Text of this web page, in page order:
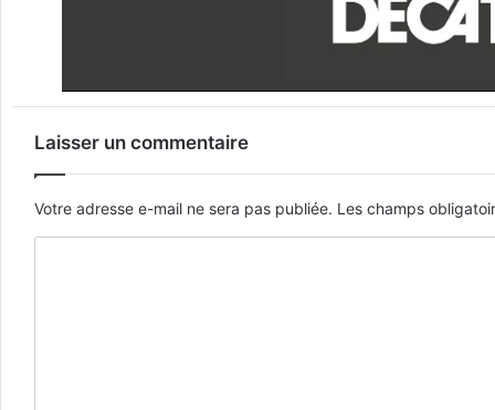
Laisser un commentaire
Votre adresse e-mail ne sera pas publiée. Les champs